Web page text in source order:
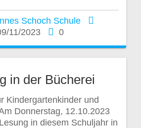
Schoch Schule
11/2023
0
in der Bücherei
Kindergartenkinder und
Donnerstag, 12.10.2023
in diesem Schuljahr in